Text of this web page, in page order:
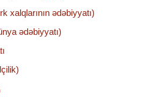
xalqlarının ədəbiyyatı)
ədəbiyyatı)